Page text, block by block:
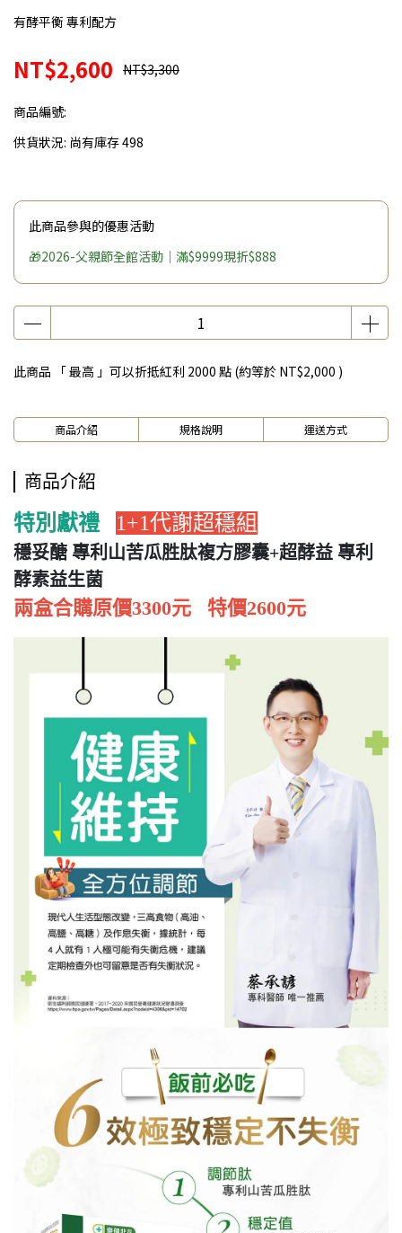
有酵平衡 專利配方
NT$2,600 NT$3,300
商品編號:
供貨狀況: 尚有庫存 498
此商品參與的優惠活動
🎁2026-父親節全館活動｜滿$9999現折$888
此商品 「 最高 」可以折抵紅利 2000 點 (約等於 NT$2,000 )
商品介紹 規格說明 運送方式
商品介紹
特別獻禮 1+1代謝超穩組
穩妥醣 專利山苦瓜胜肽複方膠囊+超酵益 專利
酵素益生菌
兩盒合購原價3300元 特價2600元